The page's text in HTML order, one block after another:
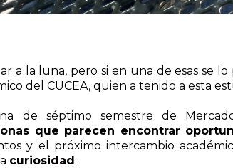
a la luna, pero si en una de esas se
del CUCEA, quien a tenido a esta
de séptimo semestre de
que parecen encontrar
y el próximo intercambio
curiosidad.